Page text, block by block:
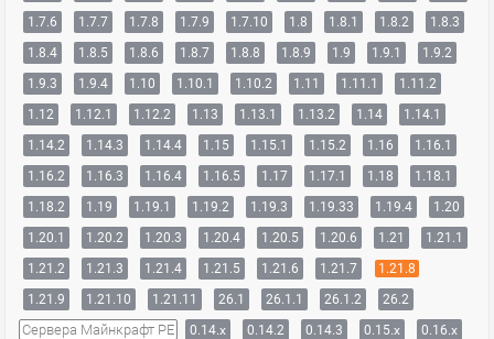
1.7.6
1.7.7 1.7.8 1.7.9 1.7.10 1.8 1.8.1 1.8.2
1.8.3
1.8.4
1.8.5 1.8.6 1.8.7 1.8.8 1.8.9 1.9 1.9.1
1.9.2
1.9.3
1.9.4 1.10 1.10.1 1.10.2 1.11 1.11.1
1.11.2
1.12
1.12.1 1.12.2 1.13 1.13.1 1.13.2 1.14
1.14.1
1.14.2
1.14.3 1.14.4 1.15 1.15.1 1.15.2 1.16
1.16.1
1.16.2
1.16.3 1.16.4 1.16.5 1.17 1.17.1 1.18
1.18.1
1.18.2
1.19 1.19.1 1.19.2 1.19.3 1.19.33 1.19.4
1.20
1.20.1
1.20.2 1.20.3 1.20.4 1.20.5 1.20.6 1.21
1.21.1
1.21.2
1.21.3 1.21.4 1.21.5 1.21.6 1.21.7
1.21.8
1.21.9
1.21.10 1.21.11 26.1 26.1.1 26.1.2 26.2
Сервера Майнкрафт PE 0.14.x 0.14.2 0.14.3 0.15.x
0.16.x